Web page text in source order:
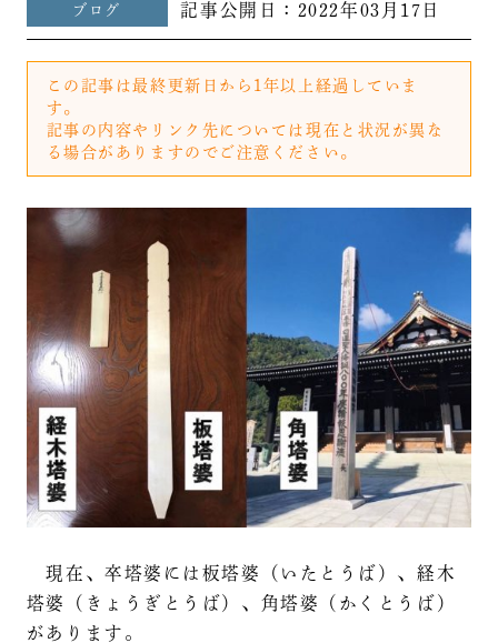
ブログ 記事公開日： 2022年03月17日
この記事は最終更新日から1年以上経過していま
す。
記事の内容やリンク先については現在と状況が異な
る場合がありますのでご注意ください。
現在、卒塔婆には板塔婆（いたとうば）、経木
塔婆（きょうぎとうば）、角塔婆（かくとうば）
があります。